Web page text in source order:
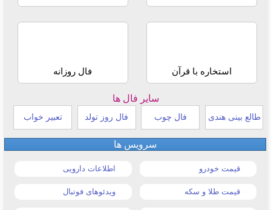
استخاره با قرآن فال روزانه
سایر فال ها
طالع بینی هندی فال چوب فال روز تولد تعبیر خواب
سرویس ها
قیمت خودرو اطلاعات دارویی
قیمت طلا و سکه ویدئوهای فوتبال